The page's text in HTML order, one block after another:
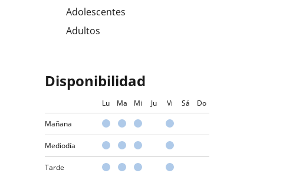
Adolescentes
Adultos
Disponibilidad
Lu Ma Mi Ju Vi Sá Do
Mañana
Mediodía
Tarde